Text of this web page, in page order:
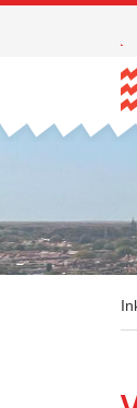
Direct naar